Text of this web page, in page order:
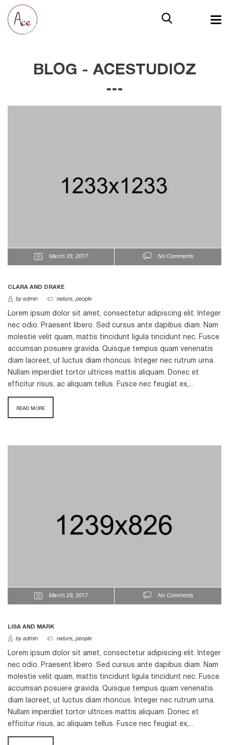
BLOG - ACESTUDIOZ
March 29, 2017 No Comments
CLARA AND DRAKE
by admin nature people
Lorem ipsum dolor sit amet, consectetur adipiscing elit. Integer
nec odio. Praesent libero. Sed cursus ante dapibus diam. Nam
molestie velit quam, mattis tincidunt ligula tincidunt nec. Fusce
accumsan posuere gravida. Quisque tempus quam venenatis
diam laoreet, ut luctus diam rhoncus. Integer nec rutrum urna.
Nullam imperdiet tortor ultrices mattis aliquam. Donec et
efficitur risus, ac aliquam tellus. Fusce nec feugiat ex,...
READ MORE
March 29, 2017 No Comments
LISA AND MARK
by admin nature people
Lorem ipsum dolor sit amet, consectetur adipiscing elit. Integer
nec odio. Praesent libero. Sed cursus ante dapibus diam. Nam
molestie velit quam, mattis tincidunt ligula tincidunt nec. Fusce
accumsan posuere gravida. Quisque tempus quam venenatis
diam laoreet, ut luctus diam rhoncus. Integer nec rutrum urna.
Nullam imperdiet tortor ultrices mattis aliquam. Donec et
efficitur risus, ac aliquam tellus. Fusce nec feugiat ex,...